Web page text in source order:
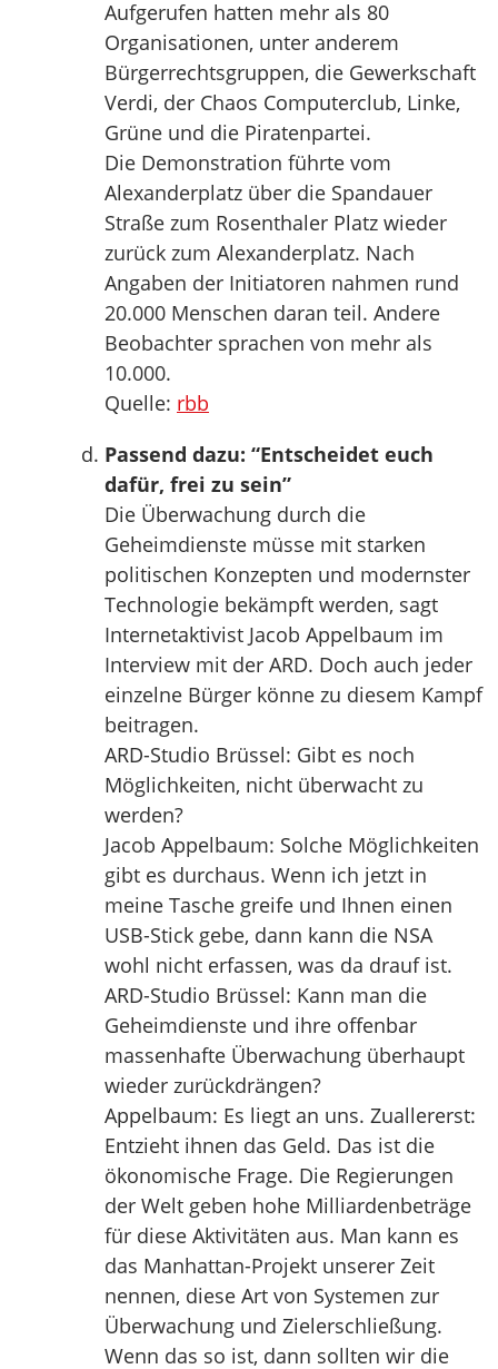
Aufgerufen hatten mehr als 80
Organisationen, unter anderem
Bürgerrechtsgruppen, die Gewerkschaft
Verdi, der Chaos Computerclub, Linke,
Grüne und die Piratenpartei.
Die Demonstration führte vom
Alexanderplatz über die Spandauer
Straße zum Rosenthaler Platz wieder
zurück zum Alexanderplatz. Nach
Angaben der Initiatoren nahmen rund
20.000 Menschen daran teil. Andere
Beobachter sprachen von mehr als
10.000.
Quelle: rbb
Passend dazu: “Entscheidet euch
dafür, frei zu sein”
Die Überwachung durch die
Geheimdienste müsse mit starken
politischen Konzepten und modernster
Technologie bekämpft werden, sagt
Internetaktivist Jacob Appelbaum im
Interview mit der ARD. Doch auch jeder
einzelne Bürger könne zu diesem Kampf
beitragen.
ARD-Studio Brüssel: Gibt es noch
Möglichkeiten, nicht überwacht zu
werden?
Jacob Appelbaum: Solche Möglichkeiten
gibt es durchaus. Wenn ich jetzt in
meine Tasche greife und Ihnen einen
USB-Stick gebe, dann kann die NSA
wohl nicht erfassen, was da drauf ist.
ARD-Studio Brüssel: Kann man die
Geheimdienste und ihre offenbar
massenhafte Überwachung überhaupt
wieder zurückdrängen?
Appelbaum: Es liegt an uns. Zuallererst:
Entzieht ihnen das Geld. Das ist die
ökonomische Frage. Die Regierungen
der Welt geben hohe Milliardenbeträge
für diese Aktivitäten aus. Man kann es
das Manhattan-Projekt unserer Zeit
nennen, diese Art von Systemen zur
Überwachung und Zielerschließung.
Wenn das so ist, dann sollten wir die